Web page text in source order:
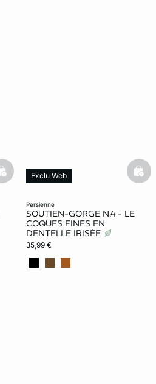
basketfull
persienne
SOUTIEN-GORGE N.4 - LE
COQUES FINES EN
DENTELLE IRISÉE
35,99 €
Exclu Web